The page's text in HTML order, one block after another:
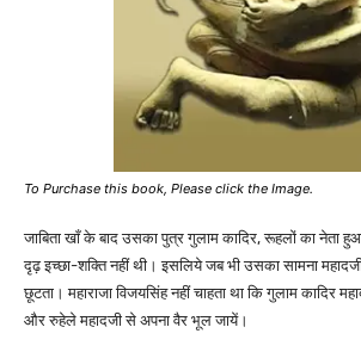
To Purchase this book, Please click the Image.
जाबिता खाँ के बाद उसका पुत्र गुलाम कादिर, रूहलों का नेता
दृढ़ इच्छा-शक्ति नहीं थी। इसलिये जब भी उसका सामना
छूटता। महाराजा विजयसिंह नहीं चाहता था कि गुलाम कादिर
और रुहेले महादजी से अपना वैर भूल जायें।